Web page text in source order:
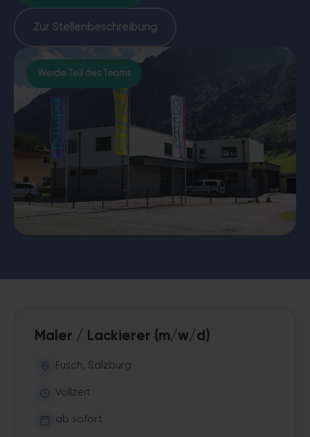
Zur Stellenbeschreibung
Werde Teil des Teams
Maler / Lackierer (m/w/d)
Fusch, Salzburg
Vollzeit
ab sofort